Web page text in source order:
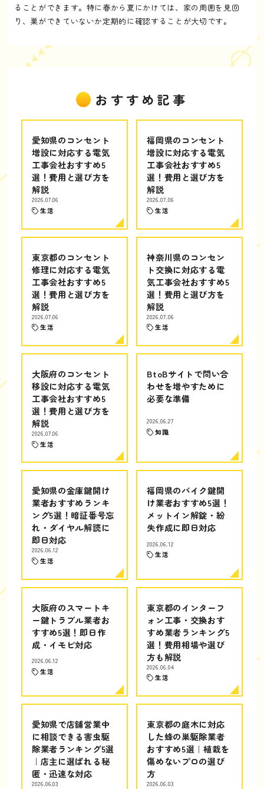
ることができます。特に春から夏にかけては、家の周囲を見回
り、巣ができていないか定期的に確認することが大切です。
おすすめ記事
愛知県のコンセント
増設に対応する電気
工事会社おすすめ5
選！費用と選び方を
解説
2026.07.06
生活
福岡県のコンセント
増設に対応する電気
工事会社おすすめ5
選！費用と選び方を
解説
2026.07.06
生活
東京都のコンセント
修理に対応する電気
工事会社おすすめ5
選！費用と選び方を
解説
2026.07.06
生活
神奈川県のコンセン
ト交換に対応する電
気工事会社おすすめ5
選！費用と選び方を
解説
2026.07.06
生活
大阪府のコンセント
移設に対応する電気
工事会社おすすめ5
選！費用と選び方を
解説
2026.07.06
生活
BtoBサイトで問い合
わせを増やすために
必要な準備
2026.06.27
知識
愛知県の金庫鍵開け
業者おすすめランキ
ング5選！暗証番号忘
れ・ダイヤル解読に
即日対応
2026.06.12
生活
福岡県のバイク鍵開
け業者おすすめ5選！
メットイン解錠・紛
失作成に即日対応
2026.06.12
生活
大阪府のスマートキ
ー鍵トラブル業者お
すすめ5選！即日作
成・イモビ対応
2026.06.12
生活
東京都のインターフ
ォン工事・交換おす
すめ業者ランキング5
選！費用相場や選び
方も解説
2026.06.04
生活
愛知県で店舗営業中
に相談できる害虫駆
除業者ランキング5選
｜店主に選ばれる秘
匿・迅速な対応
2026.06.03
東京都の庭木に対応
した蜂の巣駆除業者
おすすめ5選｜植栽を
傷めないプロの選び
方
2026.06.03